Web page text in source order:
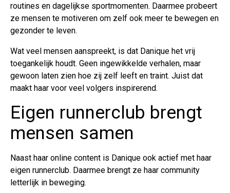
routines en dagelijkse sportmomenten. Daarmee probeert
ze mensen te motiveren om zelf ook meer te bewegen en
gezonder te leven.
Wat veel mensen aanspreekt, is dat Danique het vrij
toegankelijk houdt. Geen ingewikkelde verhalen, maar
gewoon laten zien hoe zij zelf leeft en traint. Juist dat
maakt haar voor veel volgers inspirerend.
Eigen runnerclub brengt
mensen samen
Naast haar online content is Danique ook actief met haar
eigen runnerclub. Daarmee brengt ze haar community
letterlijk in beweging.